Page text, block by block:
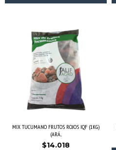
MIX TUCUMANO FRUTOS ROJOS IQF (1KG)
(ARÁ...
$14.018